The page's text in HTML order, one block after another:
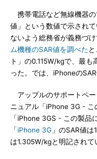
携帯電話など無線機器の
値」という数値で示され
ないよう総務省が義務づけ
ム機種のSAR値を調べた
ト」の0.115W/kgで、最
った。では、iPhoneの
アップルのサポートペー
ニュアル「iPhone 3G - こ
「iPhone 3GS - この製品
「iPhone 3G 」のSAR値は
は1.305W/kgと明記されて